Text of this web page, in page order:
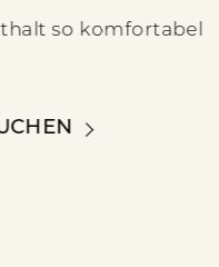
so komfortabel